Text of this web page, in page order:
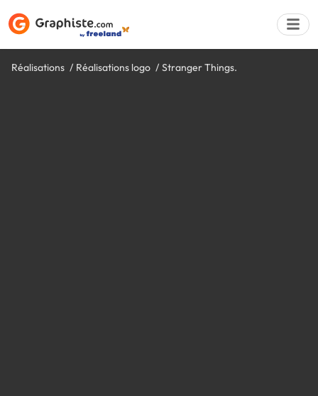
Réalisations Réalisations logo Stranger Things.